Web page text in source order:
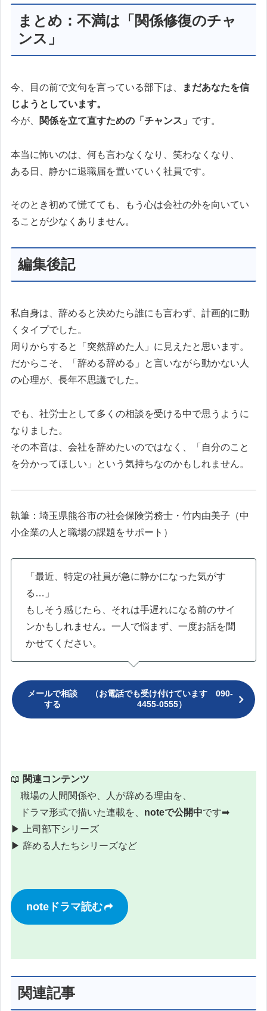
まとめ：不満は「関係修復のチャ
ンス」
今、目の前で文句を言っている部下は、
まだあなたを信
じようとしています。
今が、
関係を立て直すための「チャンス」 です。
本当に怖いのは、何も言わなくなり、笑わなくなり、
ある日、静かに退職届を置いていく社員です。
そのとき初めて慌てても、もう心は会社の外を向いてい
ることが少なくありません。
編集後記
私自身は、辞めると決めたら誰にも言わず、計画的に動
くタイプでした。
周りからすると「突然辞めた人」に見えたと思います。
だからこそ、「辞める辞める」と言いながら動かない人
の心理が、長年不思議でした。
でも、社労士として多くの相談を受ける中で思うように
なりました。
その本音は、会社を辞めたいのではなく、「自分のこと
を分かってほしい」という気持ちなのかもしれません。
執筆：埼玉県熊谷市の社会保険労務士・竹内由美子（中
小企業の人と職場の課題をサポート）
「最近、特定の社員が急に静かになった気がす
る…」
もしそう感じたら、それは手遅れになる前のサイ
ンかもしれません。一人で悩まず、一度お話を聞
かせてください。
メールで相談
する
（お電話でも受け付けています 090-
4455-0555）
📖 関連コンテンツ
職場の人間関係や、人が辞める理由を、
ドラマ形式で描いた連載を、 noteで公開中です➡
▶︎ 上司部下シリーズ
▶︎ 辞める人たちシリーズなど
noteドラマ読む
関連記事